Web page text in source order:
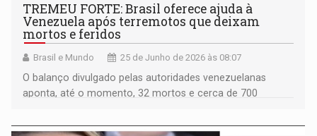
TREMEU FORTE: Brasil oferece ajuda à
Venezuela após terremotos que deixam
mortos e feridos
Brasil e Mundo 25 de Junho de 2026 às 08:07
O balanço divulgado pelas autoridades venezuelanas
aponta, até o momento, 32 mortos e cerca de 700